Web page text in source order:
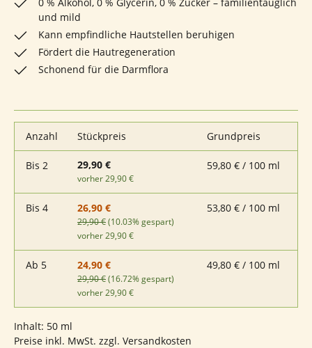
und mild
Kann empfindliche Hautstellen beruhigen
Fördert die Hautregeneration
Schonend für die Darmflora
Anzahl Stückpreis Grundpreis
Bis 2 29,90 €
vorher 29,90 €
59,80 € / 100 ml
Bis 4 26,90 €
29,90 €(10.03% gespart)
vorher 29,90 €
53,80 € / 100 ml
Ab 5 24,90 €
29,90 €(16.72% gespart)
vorher 29,90 €
49,80 € / 100 ml
Inhalt: 50 ml
Preise inkl. MwSt. zzgl. Versandkosten